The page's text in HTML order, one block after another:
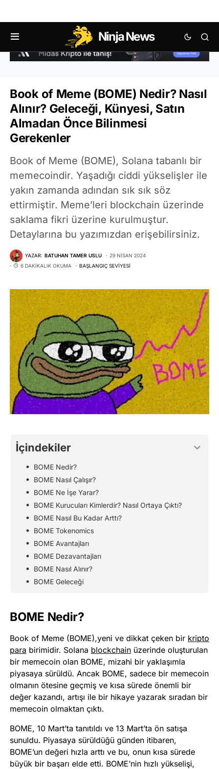
Ninja News
Book of Meme (BOME) Nedir? Nasıl
Alınır? Geleceği, Künyesi, Satın
Almadan Önce Bilinmesi
Gerekenler
Book of Meme (BOME), Solana tabanlı bir
memecoindir. Yaşadığı ciddi yükselişler ile
yakın zamanda adından sık sık söz
ettirmiştir. Meme’leri blockchain üzerinde
saklama fikri üzerine kurulmuştur.
Detaylarına bu yazımızdan erişebilirsiniz.
YAZAR: BATUHAN TAMER USLU
29 NISAN 2024
6 DAKIKALIK OKUMA
BAŞLANGIÇ SEVIYESI
İçindekiler
BOME Nedir?
BOME Nasıl Çalışır?
BOME Ne İşe Yarar?
BOME Kurucuları Kimlerdir? Nasıl Ortaya Çıktı?
BOME Nasıl Bu Kadar Arttı?
BOME Tokenomics
BOME Avantajları
BOME Dezavantajları
BOME Nasıl Alınır?
BOME Geleceği
BOME Nedir?
Book of Meme (BOME),yeni ve dikkat çeken bir kripto
para birimidir. Solana blockchain üzerinde oluşturulan
bir memecoin olan BOME, mizahi bir yaklaşımla
piyasaya sürüldü. Ancak BOME, sadece bir memecoin
olmanın ötesine geçmiş ve kısa sürede önemli bir
değer kazandı, artışı ile bir hikaye yazarak sıradan bir
memecoin olmaktan çıktı.
BOME, 10 Mart’ta tanıtıldı ve 13 Mart’ta ön satışa
sunuldu. Piyasaya sürüldüğü günden itibaren,
BOME’un değeri hızla arttı ve bu, onun kısa sürede
büyük bir başarı elde etti. BOME’nin hızlı yükselişi,